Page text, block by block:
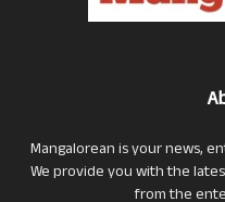
Mangalorean is your news,
We provide you with the
from the